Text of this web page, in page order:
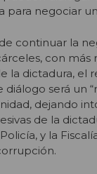
para negociar
continuar la
con más
la dictadura, el
será un
dejando
de la
y la